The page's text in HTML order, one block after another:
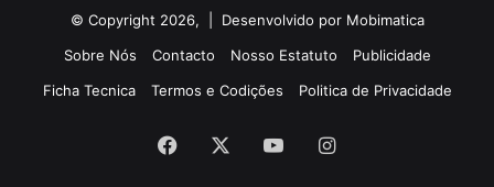
© Copyright 2026, | Desenvolvido por Mobimatica
Sobre Nós
Contacto Nosso Estatuto
Publicidade
Ficha Tecnica
Termos e Codições Politica de Privacidade
Facebook YouTubeInstagram